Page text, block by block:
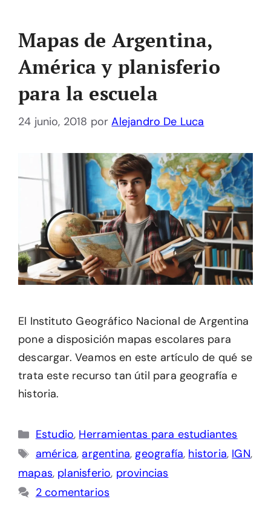
Mapas de Argentina,
América y planisferio
para la escuela
24 junio, 2018 porAlejandro De Luca
El Instituto Geográfico Nacional de Argentina
pone a disposición mapas escolares para
descargar. Veamos en este artículo de qué se
trata este recurso tan útil para geografía e
historia.
Categorías
Estudio, Herramientas para estudiantes
Etiquetas
américa, argentina,geografía, historia, IGN,
mapas, planisferio, provincias
2 comentarios